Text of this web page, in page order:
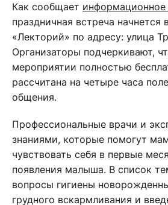
Как сообщает
праздничная встреча начнется
«Лекторий» по адресу: улица
Организаторы подчеркивают,
мероприятии полностью
рассчитана на четыре часа
общения.
Профессиональные врачи и
знаниями, которые помогут
чувствовать себя в первые
появления малыша. В список
вопросы гигиены
грудного вскармливания и